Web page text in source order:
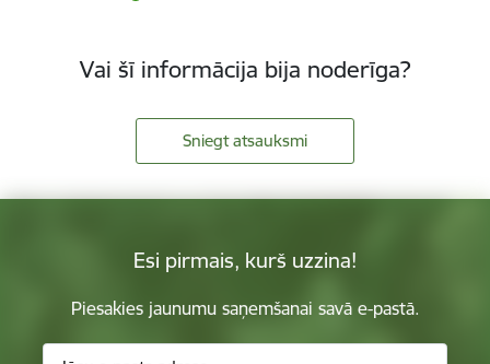
Vai šī informācija bija noderīga?
Sniegt atsauksmi
Esi pirmais, kurš uzzina!
Piesakies jaunumu saņemšanai savā e-pastā.